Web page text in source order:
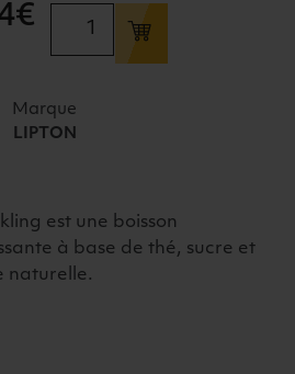
LIPTON
TEA
Marque
LIPTON
est une boisson
à base de thé, sucre et
naturelle.